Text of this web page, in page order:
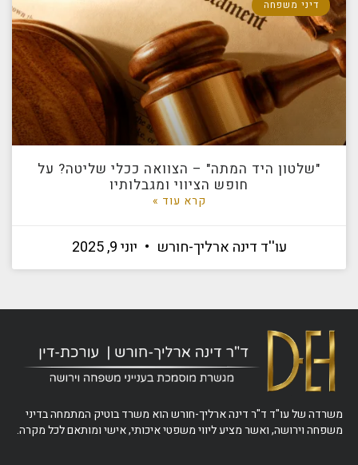
דיני משפחה
"שלטון היד המתה" – הצוואה ככלי שליטה? על
חופש הציווי ומגבלותיו
קרא עוד »
עו''ד דינה ארליך-חורש יוני 9, 2025
משרדה של עו"ד ד"ר דינה ארליך-חורש הוא משרד בוטיק המתמחה בדיני
משפחה וירושה, ואשר מציע ליווי משפטי איכותי, אישי ומותאם לכל מקרה.